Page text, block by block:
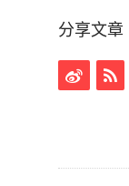
分享文章